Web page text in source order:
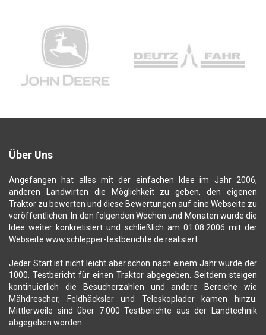
Über Uns
Angefangen hat alles mit der einfachen Idee im Jahr 2006,
anderen Landwirten die Möglichkeit zu geben, den eigenen
Traktor zu bewerten und diese Bewertungen auf eine Webseite zu
veröffentlichen. In den folgenden Wochen und Monaten wurde die
Idee weiter konkretisiert und schließlich am 01.08.2006 mit der
Webseite www.schlepper-testberichte.de realisiert.
Jeder Start ist nicht leicht aber schon nach einem Jahr wurde der
1000. Testbericht für einen Traktor abgegeben. Seitdem steigen
kontinuierlich die Besucherzahlen und andere Bereiche wie
Mähdrescher, Feldhäcksler und Teleskoplader kamen hinzu.
Mittlerweile sind über 7.000 Testberichte aus der Landtechnik
abgegeben worden.